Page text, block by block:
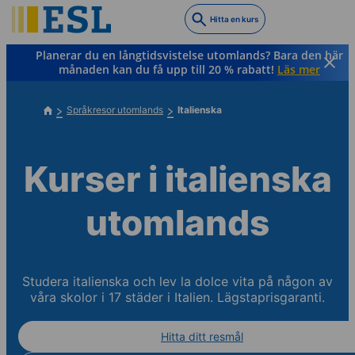
to
main
content
Hitta en kurs
Planerar du en långtidsvistelse utomlands? Bara den här
månaden kan du få upp till 20 % rabatt! Läs mer
Språkresor utomlands Italienska
Kurser i italienska
utomlands
Studera italienska och lev la dolce vita på någon av
våra skolor i 17 städer i Italien. Lägstaprisgaranti.
Hitta ditt resmål